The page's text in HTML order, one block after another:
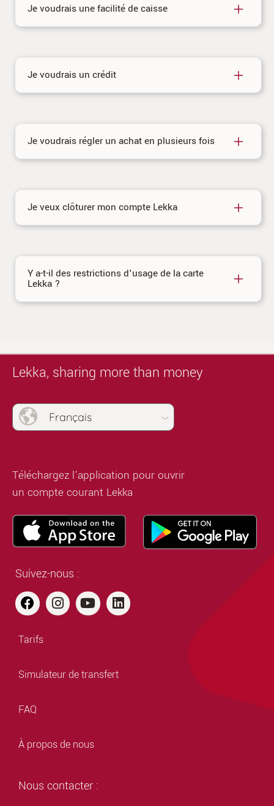
Je voudrais une facilité de caisse
Je voudrais un crédit
Je voudrais régler un achat en plusieurs fois
Je veux clôturer mon compte Lekka
Y a-t-il des restrictions d'usage de la carte
Lekka ?
Lekka, sharing more than money
Français
Téléchargez l’application pour ouvrir
un compte courant Lekka
Suivez-nous :
Tarifs
Simulateur de transfert
FAQ
À propos de nous
Nous contacter :